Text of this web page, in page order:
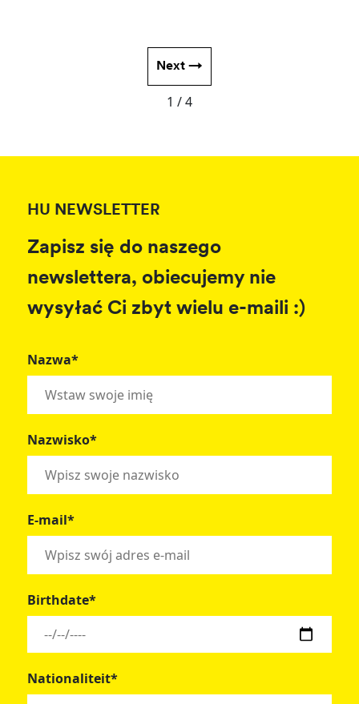
Next →
1 / 4
HU NEWSLETTER
Zapisz się do naszego
newslettera, obiecujemy nie
wysyłać Ci zbyt wielu e-maili :)
Nazwa*
Nazwisko*
E-mail*
Birthdate*
Nationaliteit*